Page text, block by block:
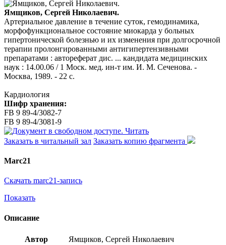
Ямщиков, Сергей Николаевич.
Артериальное давление в течение суток, гемодинамика,
морфофункциональное состояние миокарда у больных
гипертонической болезнью и их изменения при долгосрочной
терапии пролонгированными антигипертензивными
препаратами : автореферат дис. ... кандидата медицинских
наук : 14.00.06 / 1 Моск. мед. ин-т им. И. М. Сеченова. -
Москва, 1989. - 22 с.
Кардиология
Шифр хранения:
FB 9 89-4/3082-7
FB 9 89-4/3081-9
Читать
Заказать в читальный зал Заказать копию фрагмента
Marc21
Скачать marc21-запись
Показать
Описание
Автор Ямщиков, Сергей Николаевич